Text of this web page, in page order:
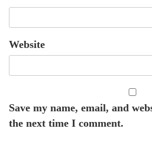
Website
Save my name, email, and
the next time I comment.